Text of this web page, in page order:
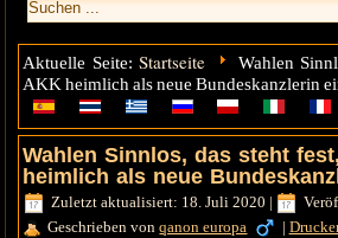
Aktuelle Seite:Startseite
Wahlen
AKK heimlich als neue Bundeskanzlerin
Wahlen Sinnlos, das steht
heimlich als neue
Zuletzt aktualisiert: 18. Juli 2020 |
Geschrieben vonqanon europa |